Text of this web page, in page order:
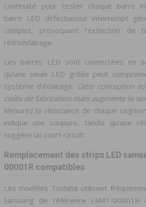
continuité pour tester chaque barre
barre LED défectueuse interrompt
complet, provoquant l’extinction de
rétroéclairage.
Les barres LED sont connectées en
qu’une seule LED grillée peut
système d’éclairage. Cette conception
coûts de fabrication mais augmente la
Mesurez la résistance de chaque
indique une coupure, tandis qu’une
suggère un court-circuit.
Remplacement des strips LED
00001R compatibles
Les modèles Toshiba utilisent
Samsung de référence LM41-00001R